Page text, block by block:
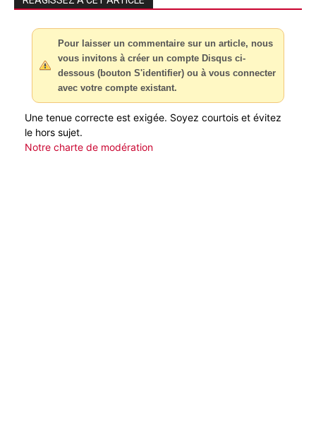
Pour laisser un commentaire sur un article, nous
vous invitons à créer un compte Disqus ci-
dessous (bouton S'identifier) ou à vous connecter
avec votre compte existant.
Une tenue correcte est exigée. Soyez courtois et évitez
le hors sujet.
Notre charte de modération